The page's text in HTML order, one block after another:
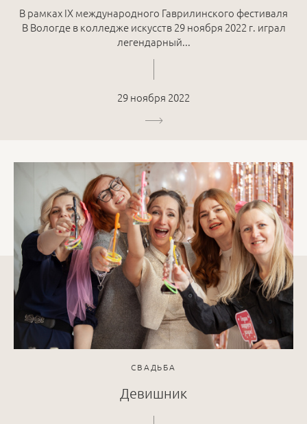
В рамках IX международного Гаврилинского фестиваля
В Вологде в колледже искусств 29 ноября 2022 г. играл
легендарный...
29 ноября 2022
СВАДЬБА
Девишник